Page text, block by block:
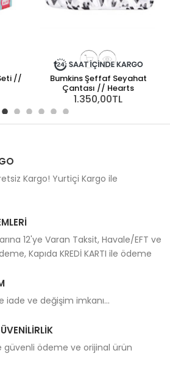
//
Bumkins Şeffaf Seyahat
Çantası // Hearts
1.350,00TL
Kargo! Yurtiçi Kargo ile
12'ye Varan Taksit, Havale/EFT ve
Kapıda KREDİ KARTI ile ödeme
iade ve değişim imkanı...
güvenli ödeme ve orijinal ürün